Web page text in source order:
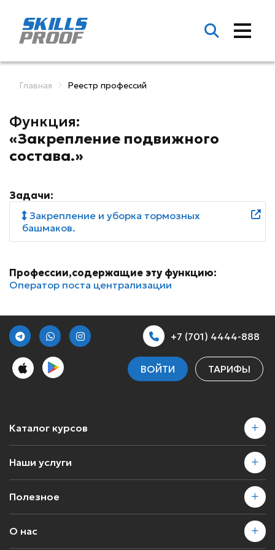
Главная Реестр профессий
Функция:
«Закрепление подвижного
состава.»
Задачи:
Закрепление и уборка тормозных
башмаков.
Профессии,содержащие эту функцию:
Оператор поста централизации
+7 (701) 4444-888
ВОЙТИ ТАРИФЫ
Каталог курсов
Наши услуги
Полезное
О нас